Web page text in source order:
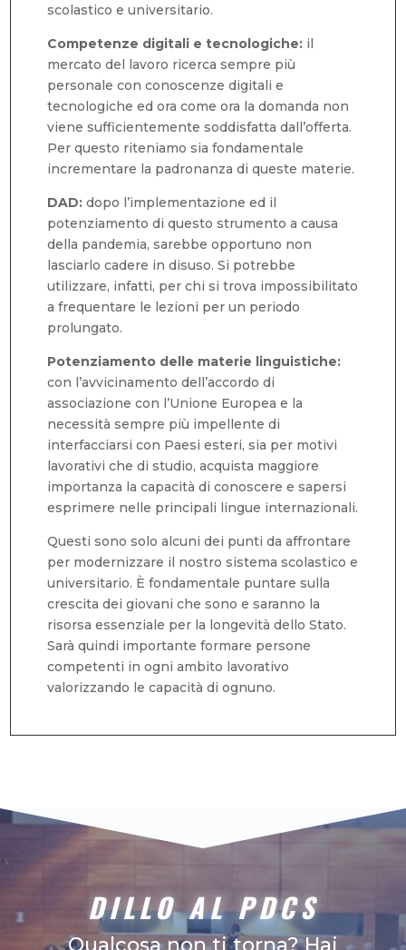
scolastico e universitario.
Competenze digitali e tecnologiche: il
mercato del lavoro ricerca sempre più
personale con conoscenze digitali e
tecnologiche ed ora come ora la domanda non
viene sufficientemente soddisfatta dall’offerta.
Per questo riteniamo sia fondamentale
incrementare la padronanza di queste materie.
DAD: dopo l’implementazione ed il
potenziamento di questo strumento a causa
della pandemia, sarebbe opportuno non
lasciarlo cadere in disuso. Si potrebbe
utilizzare, infatti, per chi si trova impossibilitato
a frequentare le lezioni per un periodo
prolungato.
Potenziamento delle materie linguistiche:
con l’avvicinamento dell’accordo di
associazione con l’Unione Europea e la
necessità sempre più impellente di
interfacciarsi con Paesi esteri, sia per motivi
lavorativi che di studio, acquista maggiore
importanza la capacità di conoscere e sapersi
esprimere nelle principali lingue internazionali.
Questi sono solo alcuni dei punti da affrontare
per modernizzare il nostro sistema scolastico e
universitario. È fondamentale puntare sulla
crescita dei giovani che sono e saranno la
risorsa essenziale per la longevità dello Stato.
Sarà quindi importante formare persone
competenti in ogni ambito lavorativo
valorizzando le capacità di ognuno.
DILLO AL PDCS
Qualcosa non ti torna? Hai